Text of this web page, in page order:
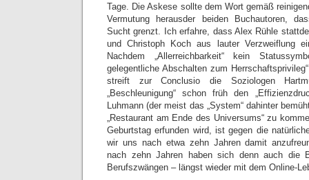
Tage. Die Askese sollte dem Wort gemäß
Vermutung herausder beiden Buchautoren,
Sucht grenzt. Ich erfahre, dass Alex Rühle
und Christoph Koch aus lauter Verzweiflung
Nachdem „Allerreichbarkeit“ kein
gelegentliche Abschalten zum
streift zur Conclusio die Soziologen
„Beschleunigung“ schon früh den
Luhmann (der meist das „System“ dahinter
„Restaurant am Ende des Universums“ zu
Geburtstag erfunden wird, ist gegen die
wir uns nach etwa zehn Jahren damit
nach zehn Jahren haben sich denn auch die
Berufszwängen – längst wieder mit dem Online-